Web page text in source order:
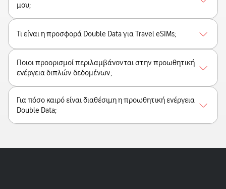
μου;
Τι είναι η προσφορά Double Data για Travel eSIMs;
Ποιοι προορισμοί περιλαμβάνονται στην προωθητική
ενέργεια διπλών δεδομένων;
Για πόσο καιρό είναι διαθέσιμη η προωθητική ενέργεια
Double Data;